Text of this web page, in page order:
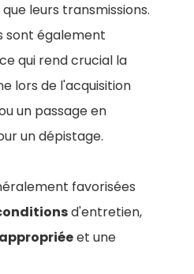
leurs transmissions.
sont également
qui rend crucial la
lors de l'acquisition
un passage en
un dépistage.
favorisées
d'entretien,
et une